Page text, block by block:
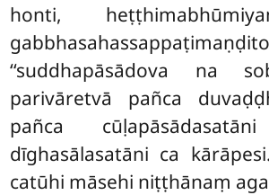
honti,
‘‘suddhapāsādova na
parivāretvā pañca
pañca
dīghasālasatāni ca
catūhi māsehi niṭṭhānaṃ